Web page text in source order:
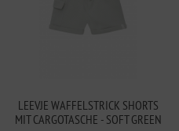
LEEVJE WAFFELSTRICK SHORTS
MIT CARGOTASCHE - SOFT GREEN